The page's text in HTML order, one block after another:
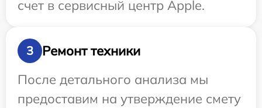
счет в сервисный центр Apple.
3
Ремонт техники
После детального анализа мы
предоставим на утверждение смету